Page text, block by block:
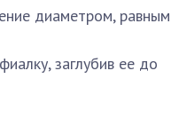
диаметром, равным
заглубив ее до